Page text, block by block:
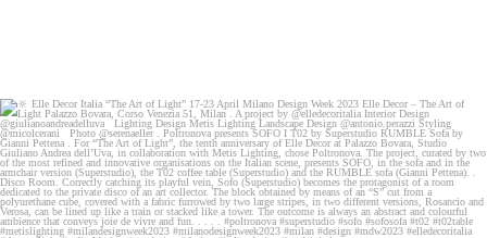
🔆 Elle Decor Italia “The Art of Light”
17-23...
390 2